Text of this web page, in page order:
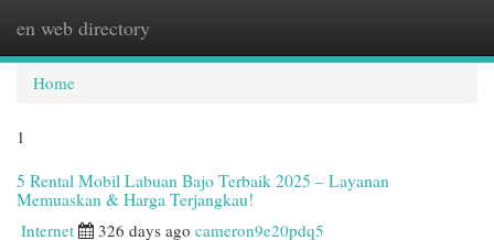
en web directory
Home
1
5 Rental Mobil Labuan Bajo Terbaik 2025 – Layanan
Memuaskan & Harga Terjangkau!
Internet 326 days ago cameron9e20pdq5